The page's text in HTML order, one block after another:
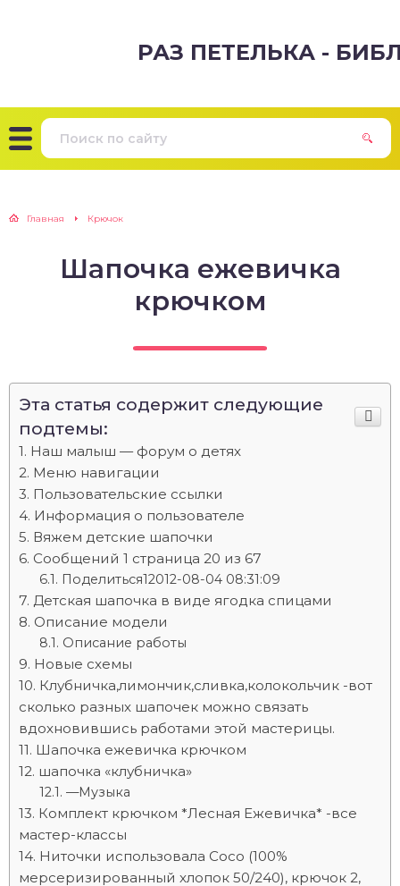
РАЗ ПЕТЕЛЬКА -
Главная Крючок
Шапочка ежевичка
крючком
Эта статья содержит следующие
подтемы:
Наш малыш — форум о детях
Меню навигации
Пользовательские ссылки
Информация о пользователе
Вяжем детские шапочки
Сообщений 1 страница 20 из 67
Поделиться12012-08-04 08:31:09
Детская шапочка в виде ягодка спицами
Описание модели
Описание работы
Новые схемы
Клубничка,лимончик,сливка,колокольчик -вот
сколько разных шапочек можно связать
вдохновившись работами этой мастерицы.
Шапочка ежевичка крючком
шапочка «клубничка»
—Музыка
Комплект крючком *Лесная Ежевичка* -все
мастер-классы
Ниточки использовала Coco (100%
мерсеризированный хлопок 50/240), крючок 2,